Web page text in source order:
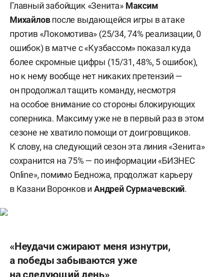
Главный забойщик «Зенита» Максим
Михайловпосле выдающейся игры в атаке
против «Локомотива» (25/34, 74% реализации, 0
ошибок) в матче с «Кузбассом» показал куда
более скромные цифры (15/31, 48%, 5 ошибок),
но к нему вообще нет никаких претензий —
он продолжал тащить команду, несмотря
на особое внимание со стороны блокирующих
соперника. Максиму уже не в первый раз в этом
сезоне не хватило помощи от доигровщиков.
К слову, на следующий сезон эта линия «Зенита»
сохранится на 75% — по информации «БИЗНЕС
Online», помимо Бедножа, продолжат карьеру
в Казани Воронков иАндрей Сурмачевский.
«Неудачи сжирают меня изнутри,
а победы забываются уже
на следующий день»